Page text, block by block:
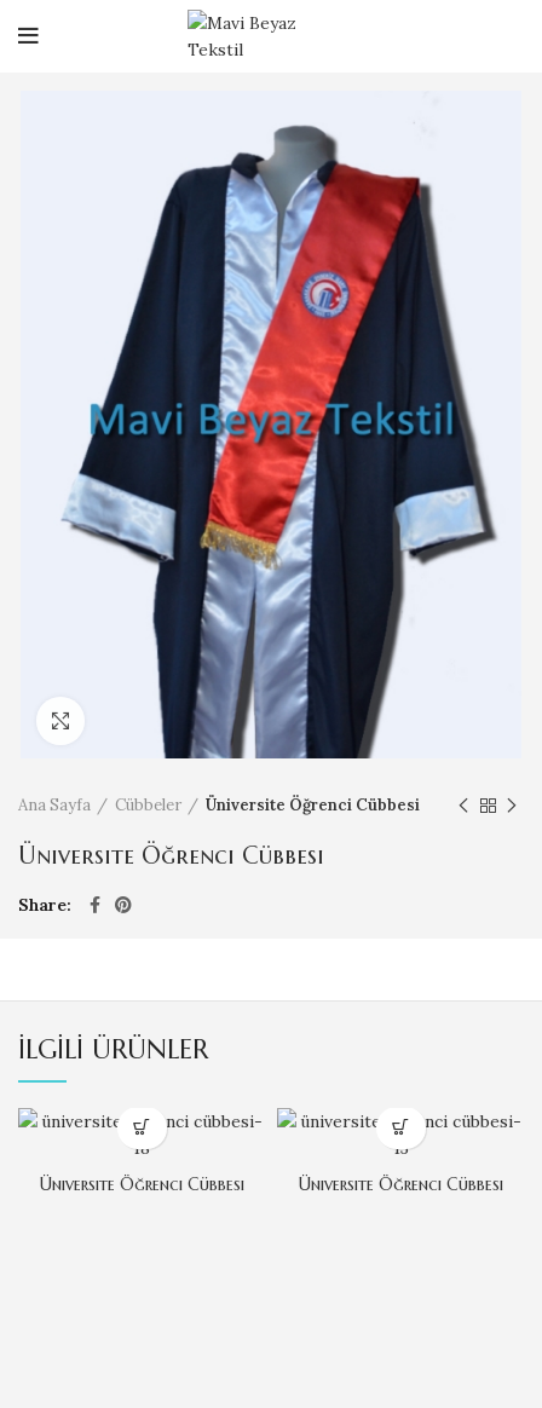
Click to enlarge
Ana Sayfa Cübbeler Üniversite Öğrenci Cübbesi
Üniversite Öğrenci Cübbesi
Share
İLGILI ÜRÜNLER
Üniversite Öğrenci Cübbesi Üniversite Öğrenci Cübbesi